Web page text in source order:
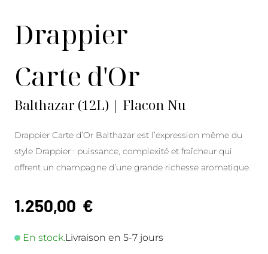
Drappier
Carte d'Or
Balthazar (12L) | Flacon Nu
Drappier Carte d’Or Balthazar est l’expression même du
style Drappier : puissance, complexité et fraîcheur qui
offrent un champagne d’une grande richesse aromatique.
1.250,00 €
En stock.Livraison en 5-7 jours